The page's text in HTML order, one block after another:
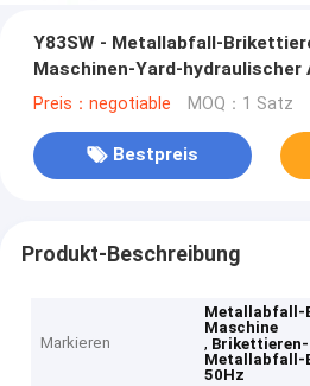
Y83SW - Metallabfall-
Maschinen-Yard-hydraulischer
380V
Preis：negotiable MOQ：1 Satz
Bestpreis
Produkt-Beschreibung
Markieren
Metallabfall-
Maschine
, Brikettieren-
Metallabfall-
50Hz